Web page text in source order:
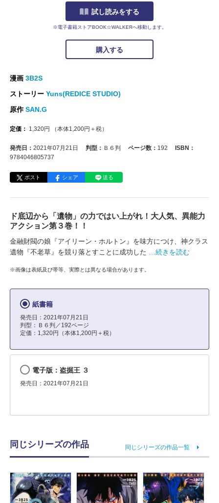
試し読みをする
※電子書籍ストアBOOK☆WALKERへ移動します。
購入する
漫画 3B2S
ストーリー Yuns(REDICE STUDIO)
原作SAN.G
定価： 1,320円 （本体1,200円＋税）
発売日： 2021年07月21日 判型： Ｂ６判 ページ数： 192
ISBN：
9784046805737
ポスト シェア 送る
ド底辺から「遺物」の力ではい上がれ！大人気、異能力
アクション第３巻！！
金融財閥の娘『アイリーン・ホルトン』を味方につけ、神クラス
遺物『不老草』を競り落とすことに成功した
…続きを読む
※画像は表紙及び帯等、実際とは異なる場合があります。
紙書籍
発売日：2021年07月21日
判型：Ｂ６判／192ページ
定価：1,320円（本体1,200円＋税）
電子版：盗掘王 ３
発売日：2021年07月21日
同じシリーズの作品 同じシリーズの作品一覧